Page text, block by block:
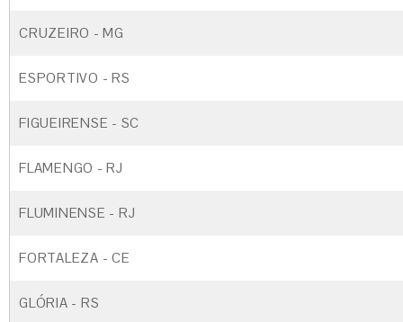
CRUZEIRO - MG
ESPORTIVO - RS
FIGUEIRENSE - SC
FLAMENGO - RJ
FLUMINENSE - RJ
FORTALEZA - CE
GLÓRIA - RS